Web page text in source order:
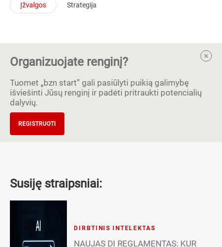
Įžvalgos Strategija
Organizuojate renginį?
Tuomet „bzn start” gali pasiūlyti puikią galimybę
išviešinti Jūsų renginį ir padėti pritraukti potencialių
dalyvių.
REGISTRUOTI
Susiję straipsniai:
DIRBTINIS INTELEKTAS
NAUJAS DI REGLAMENTAS: KUR